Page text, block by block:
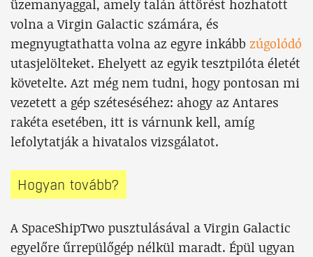
üzemanyaggal, amely talán áttörést hozhatott
volna a Virgin Galactic számára, és
megnyugtathatta volna az egyre inkább zúgolódó
utasjelölteket. Ehelyett az egyik tesztpilóta életét
követelte. Azt még nem tudni, hogy pontosan mi
vezetett a gép széteséséhez: ahogy az Antares
rakéta esetében, itt is várnunk kell, amíg
lefolytatják a hivatalos vizsgálatot.
Hogyan tovább?
A SpaceShipTwo pusztulásával a Virgin Galactic
egyelőre űrrepülőgép nélkül maradt. Épül ugyan